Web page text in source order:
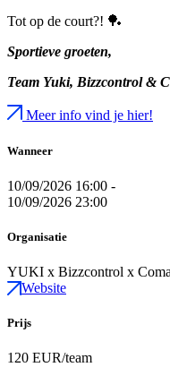
Tot op de court?! 🏓
Sportieve groeten,
Team Yuki, Bizzcontrol &
Meer info vind je hier!
Wanneer
10/09/2026 16:00 -
10/09/2026 23:00
Organisatie
YUKI x Bizzcontrol x
Website
Prijs
120 EUR/team